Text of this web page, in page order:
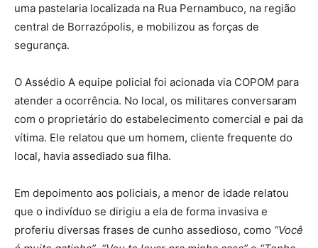
uma pastelaria localizada na Rua Pernambuco, na região
central de Borrazópolis, e mobilizou as forças de
segurança.
O Assédio A equipe policial foi acionada via COPOM para
atender a ocorrência. No local, os militares conversaram
com o proprietário do estabelecimento comercial e pai da
vítima. Ele relatou que um homem, cliente frequente do
local, havia assediado sua filha.
Em depoimento aos policiais, a menor de idade relatou
que o indivíduo se dirigiu a ela de forma invasiva e
proferiu diversas frases de cunho assedioso, como “Você